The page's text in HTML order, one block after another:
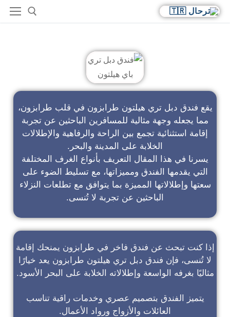
يقع فندق دبل تري هيلتون طرابزون في قلب طرابزون،
مما يجعله وجهة مثالية للمسافرين الباحثين عن تجربة
إقامة استثنائية تجمع بين الراحة والرفاهية والإطلالات
الخلابة على المدينة والبحر.
يسرنا في هذا المقال التعريف بأنواع الغرف المختلفة
التي يقدمها الفندق ومميزاتها، مع تسليط الضوء على
سعتها وإطلالاتها المميزة بما يتوافق مع تطلعات النزلاء
الباحثين عن تجربة لا تُنسى.
إذا كنت تبحث عن فندق فاخر في طرابزون يمنحك إقامة
لا تُنسى، فإن فندق دبل تري هيلتون طرابزون يعد خيارًا
مثاليًا بغرفه الواسعة وإطلالاته الخلابة على البحر الأسود.
يتميز الفندق بتصميم عصري وخدمات راقية تناسب
العائلات والأزواج ورواد الأعمال.